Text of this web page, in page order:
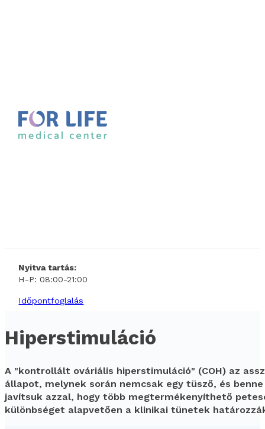
Nyitva tartás:
H-P: 08:00-21:00
Időpontfoglalás
Hiperstimuláció
A "kontrollált ováriális hiperstimuláció" (COH) az
állapot, melynek során nemcsak egy tüsző, és
javítsuk azzal, hogy több megtermékenyíthető
különbséget alapvetően a klinikai tünetek